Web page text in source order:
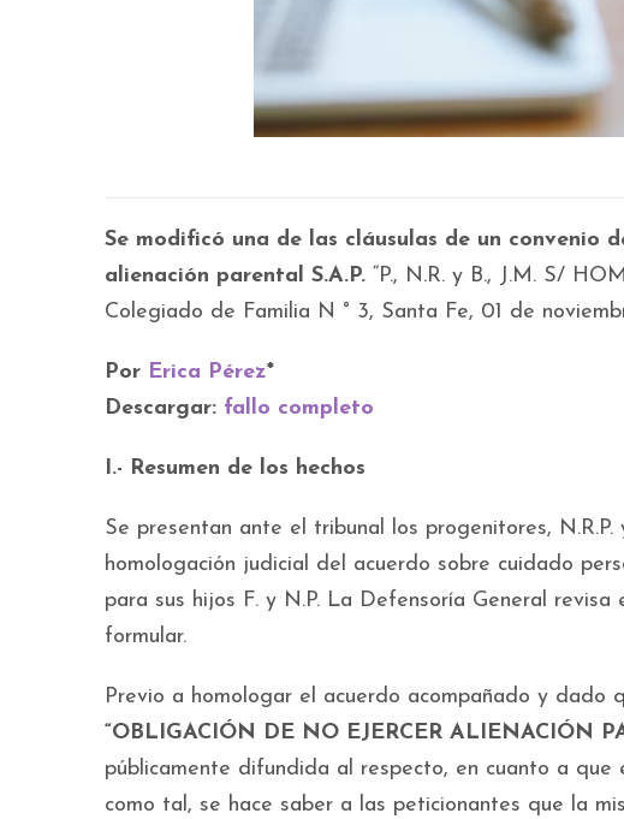
Se modificó una de las cláusulas de un
alienación parental S.A.P. “P., N.R. y B., J.M. S/
Colegiado de Familia N ° 3, Santa Fe, 01 de
Por Erica Pérez*
Descargar: fallo completo
I.- Resumen de los hechos
Se presentan ante el tribunal los progenitores,
homologación judicial del acuerdo sobre cuidado
para sus hijos F. y N.P. La Defensoría General
formular.
Previo a homologar el acuerdo acompañado y dado
“OBLIGACIÓN DE NO EJERCER ALIENACIÓN
públicamente difundida al respecto, en cuanto a
como tal, se hace saber a las peticionantes que la